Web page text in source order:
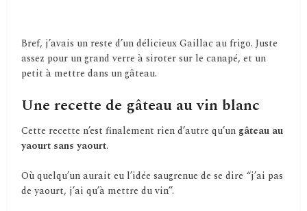
Bref, j’avais un reste d’un délicieux Gaillac au frigo. Juste
assez pour un grand verre à siroter sur le canapé, et un
petit à mettre dans un gâteau.
Une recette de gâteau au vin blanc
Cette recette n’est finalement rien d’autre qu’un gâteau au
yaourt sans yaourt.
Où quelqu’un aurait eu l’idée saugrenue de se dire “j’ai pas
de yaourt, j’ai qu’à mettre du vin”.